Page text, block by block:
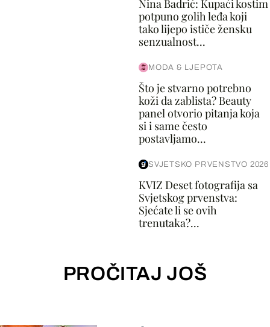
Nina Badrić: Kupaći kostim
potpuno golih leđa koji
tako lijepo ističe žensku
senzualnost...
MODA & LJEPOTA
Što je stvarno potrebno
koži da zablista? Beauty
panel otvorio pitanja koja
si i same često
postavljamo...
SVJETSKO PRVENSTVO 2026
KVIZ Deset fotografija sa
Svjetskog prvenstva:
Sjećate li se ovih
trenutaka?...
PROČITAJ JOŠ